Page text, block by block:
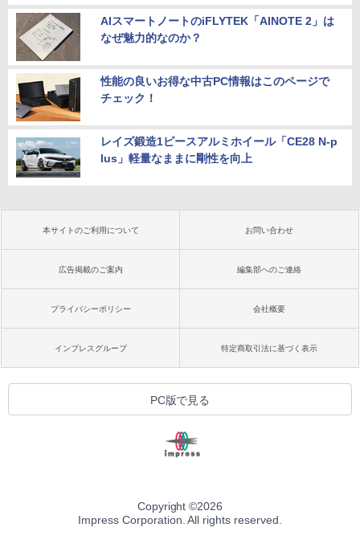
AIスマートノートのiFLYTEK「AINOTE 2」は
なぜ魅力的なのか？
性能の良いお得な中古PC情報はこのページで
チェック！
レイズ鍛造1ピースアルミホイール「CE28 N-p
lus」軽量なままに剛性を向上
本サイトのご利用について お問い合わせ
広告掲載のご案内 編集部へのご連絡
プライバシーポリシー 会社概要
インプレスグループ 特定商取引法に基づく表示
PC版で見る
Copyright ©2026
Impress Corporation. All rights reserved.